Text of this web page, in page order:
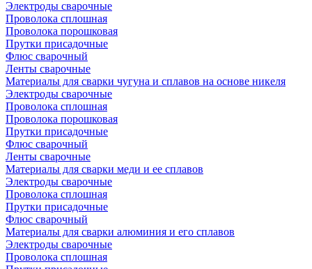
Электроды сварочные
Проволока сплошная
Проволока порошковая
Прутки присадочные
Флюс сварочный
Ленты сварочные
Материалы для сварки чугуна и сплавов на основе никеля
Электроды сварочные
Проволока сплошная
Проволока порошковая
Прутки присадочные
Флюс сварочный
Ленты сварочные
Материалы для сварки меди и ее сплавов
Электроды сварочные
Проволока сплошная
Прутки присадочные
Флюс сварочный
Материалы для сварки алюминия и его сплавов
Электроды сварочные
Проволока сплошная